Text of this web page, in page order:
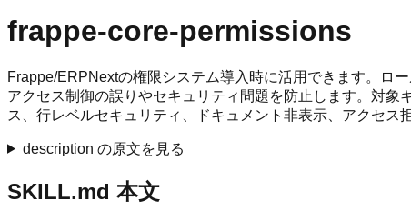
frappe-core-permissions
Frappe/ERPNextの権限システム導入時に活用できます。ロ
アクセス制御の誤りやセキュリティ問題を防止します。対
ス、行レベルセキュリティ、ドキュメント非表示、アクセス
description の原文を見る
SKILL.md 本文